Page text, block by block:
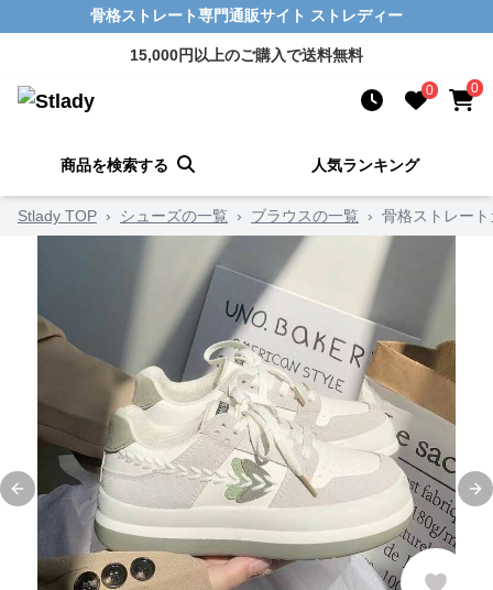
骨格ストレート専門通販サイト ストレディー
15,000円以上のご購入で送料無料
0 0
商品を検索する 人気ランキング
Stlady TOP › シューズの一覧 › ブラウスの一覧 › 骨格ストレー
Previous slide